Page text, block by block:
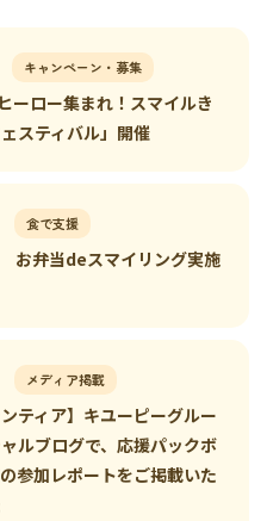
キャンペーン・募集
ーロー集まれ！スマイルき
スティバル」開催
食で支援
お弁当deスマイリング実施
メディア掲載
ンティア】キユーピーグルー
ルブログで、応援パックボ
参加レポートをご掲載いた